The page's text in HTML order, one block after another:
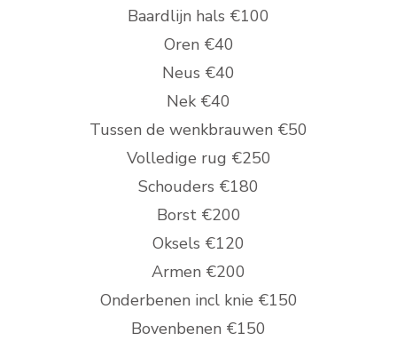
Baardlijn hals €100
Oren €40
Neus €40
Nek €40
Tussen de wenkbrauwen €50
Volledige rug €250
Schouders €180
Borst €200
Oksels €120
Armen €200
Onderbenen incl knie €150
Bovenbenen €150